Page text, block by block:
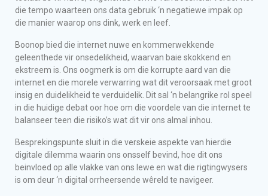
die tempo waarteen ons data gebruik ‘n negatiewe impak op
die manier waarop ons dink, werk en leef.
Boonop bied die internet nuwe en kommerwekkende
geleenthede vir onsedelikheid, waarvan baie skokkend en
ekstreem is. Ons oogmerk is om die korrupte aard van die
internet en die morele verwarring wat dit veroorsaak met groot
insig en duidelikheid te verduidelik. Dit sal ‘n belangrike rol speel
in die huidige debat oor hoe om die voordele van die internet te
balanseer teen die risiko’s wat dit vir ons almal inhou.
Besprekingspunte sluit in die verskeie aspekte van hierdie
digitale dilemma waarin ons onsself bevind, hoe dit ons
beinvloed op alle vlakke van ons lewe en wat die rigtingwysers
is om deur ‘n digital orrheersende wêreld te navigeer.